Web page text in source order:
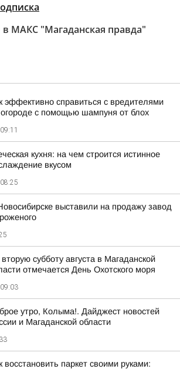
в МАКС "Магаданская правда"
эффективно справиться с вредителями
с помощью шампуня от блох
09:11
кухня: на чем строится истинное
вкусом
08:25
выставили на продажу завод
субботу августа в Магаданской
отмечается День Охотского моря
09:03
утро, Колыма!. Дайджест новостей
и Магаданской области
восстановить паркет своими руками: